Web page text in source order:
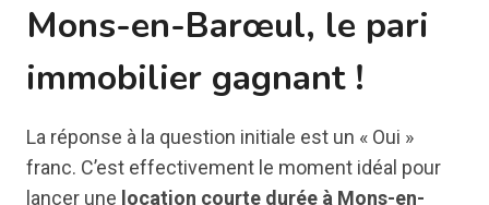
Mons-en-Barœul, le pari
immobilier gagnant!
La réponse à la question initiale est un « Oui »
franc. C’est effectivement le moment idéal pour
lancer une location courte durée à Mons-en-